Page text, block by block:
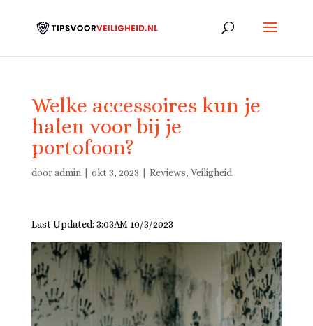
Welke accessoires kun je
halen voor bij je
portofoon?
dooradmin okt 3, 2023 Reviews, Veiligheid
Last Updated: 3:03AM 10/3/2023